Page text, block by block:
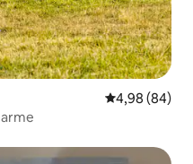
Évaluation
4,98 (84)